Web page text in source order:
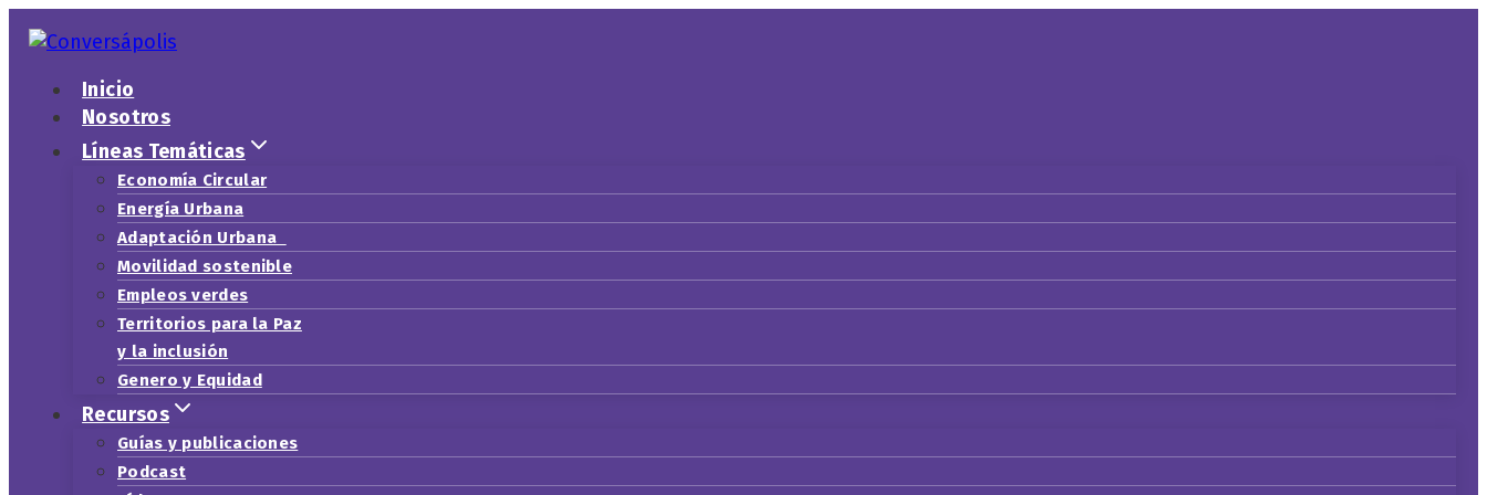
contenido
Inicio
Nosotros
Líneas Temáticas
Economía Circular
Energía Urbana
Adaptación Urbana
Movilidad sostenible
Empleos verdes
Territorios para la Paz
y la inclusión
Genero y Equidad
Recursos
Guías y publicaciones
Podcast